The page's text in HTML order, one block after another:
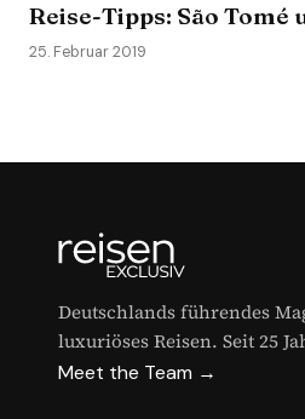
Reise-Tipps: São Tomé
25. Februar 2019
Deutschlands führendes
luxuriöses Reisen. Seit 25
Meet the Team →